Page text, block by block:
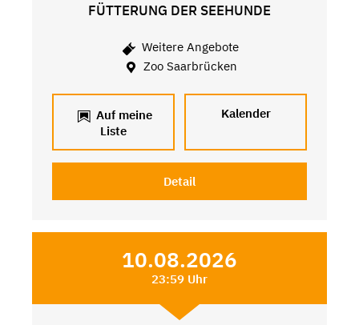
FÜTTERUNG DER SEEHUNDE
Weitere Angebote
Zoo Saarbrücken
Auf meine
Liste
Kalender
Detail
10.08.2026
23:59 Uhr